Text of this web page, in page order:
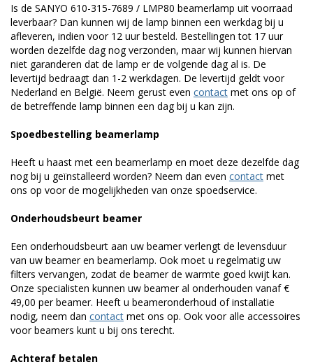
Is de SANYO 610-315-7689 / LMP80 beamerlamp uit voorraad
leverbaar? Dan kunnen wij de lamp binnen een werkdag bij u
afleveren, indien voor 12 uur besteld. Bestellingen tot 17 uur
worden dezelfde dag nog verzonden, maar wij kunnen hiervan
niet garanderen dat de lamp er de volgende dag al is. De
levertijd bedraagt dan 1-2 werkdagen. De levertijd geldt voor
Nederland en België. Neem gerust even contact met ons op of
de betreffende lamp binnen een dag bij u kan zijn.
Spoedbestelling beamerlamp
Heeft u haast met een beamerlamp en moet deze dezelfde dag
nog bij u geïnstalleerd worden? Neem dan even contact met
ons op voor de mogelijkheden van onze spoedservice.
Onderhoudsbeurt beamer
Een onderhoudsbeurt aan uw beamer verlengt de levensduur
van uw beamer en beamerlamp. Ook moet u regelmatig uw
filters vervangen, zodat de beamer de warmte goed kwijt kan.
Onze specialisten kunnen uw beamer al onderhouden vanaf €
49,00 per beamer. Heeft u beameronderhoud of installatie
nodig, neem dan contact met ons op. Ook voor alle accessoires
voor beamers kunt u bij ons terecht.
Achteraf betalen